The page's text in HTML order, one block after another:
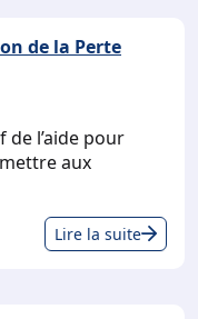
de la Perte
de l’aide pour
aux
Lire la suite
: